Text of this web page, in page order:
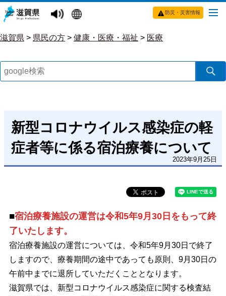
防災・災害情報
滋賀県 > 県民の方 > 健康・医療・福祉 > 医療
新型コロナウイルス感染症の軽
症者等に係る宿泊療養について
2023年9月25日
■宿泊療養施設の運営は令和5年9月30日をもって終
了いたします。
宿泊療養施設の運営については、令和5年9月30日で終了
しますので、療養期間の途中であっても原則、9月30日の
午前中までに退所していただくこととなります。
滋賀県では、新型コロナウイルス感染症に関する検査結